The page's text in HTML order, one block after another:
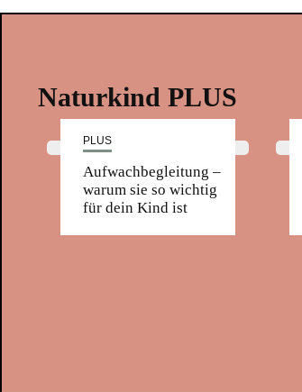
Naturkind PLUS
PLUS
Aufwachbegleitung –
warum sie so wichtig
für dein Kind ist